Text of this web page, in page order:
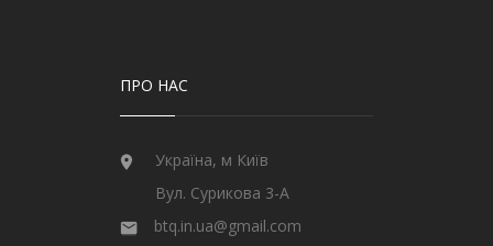
ПРО НАС
Україна, м Київ
Вул. Сурикова 3-А
btq.in.ua@gmail.com